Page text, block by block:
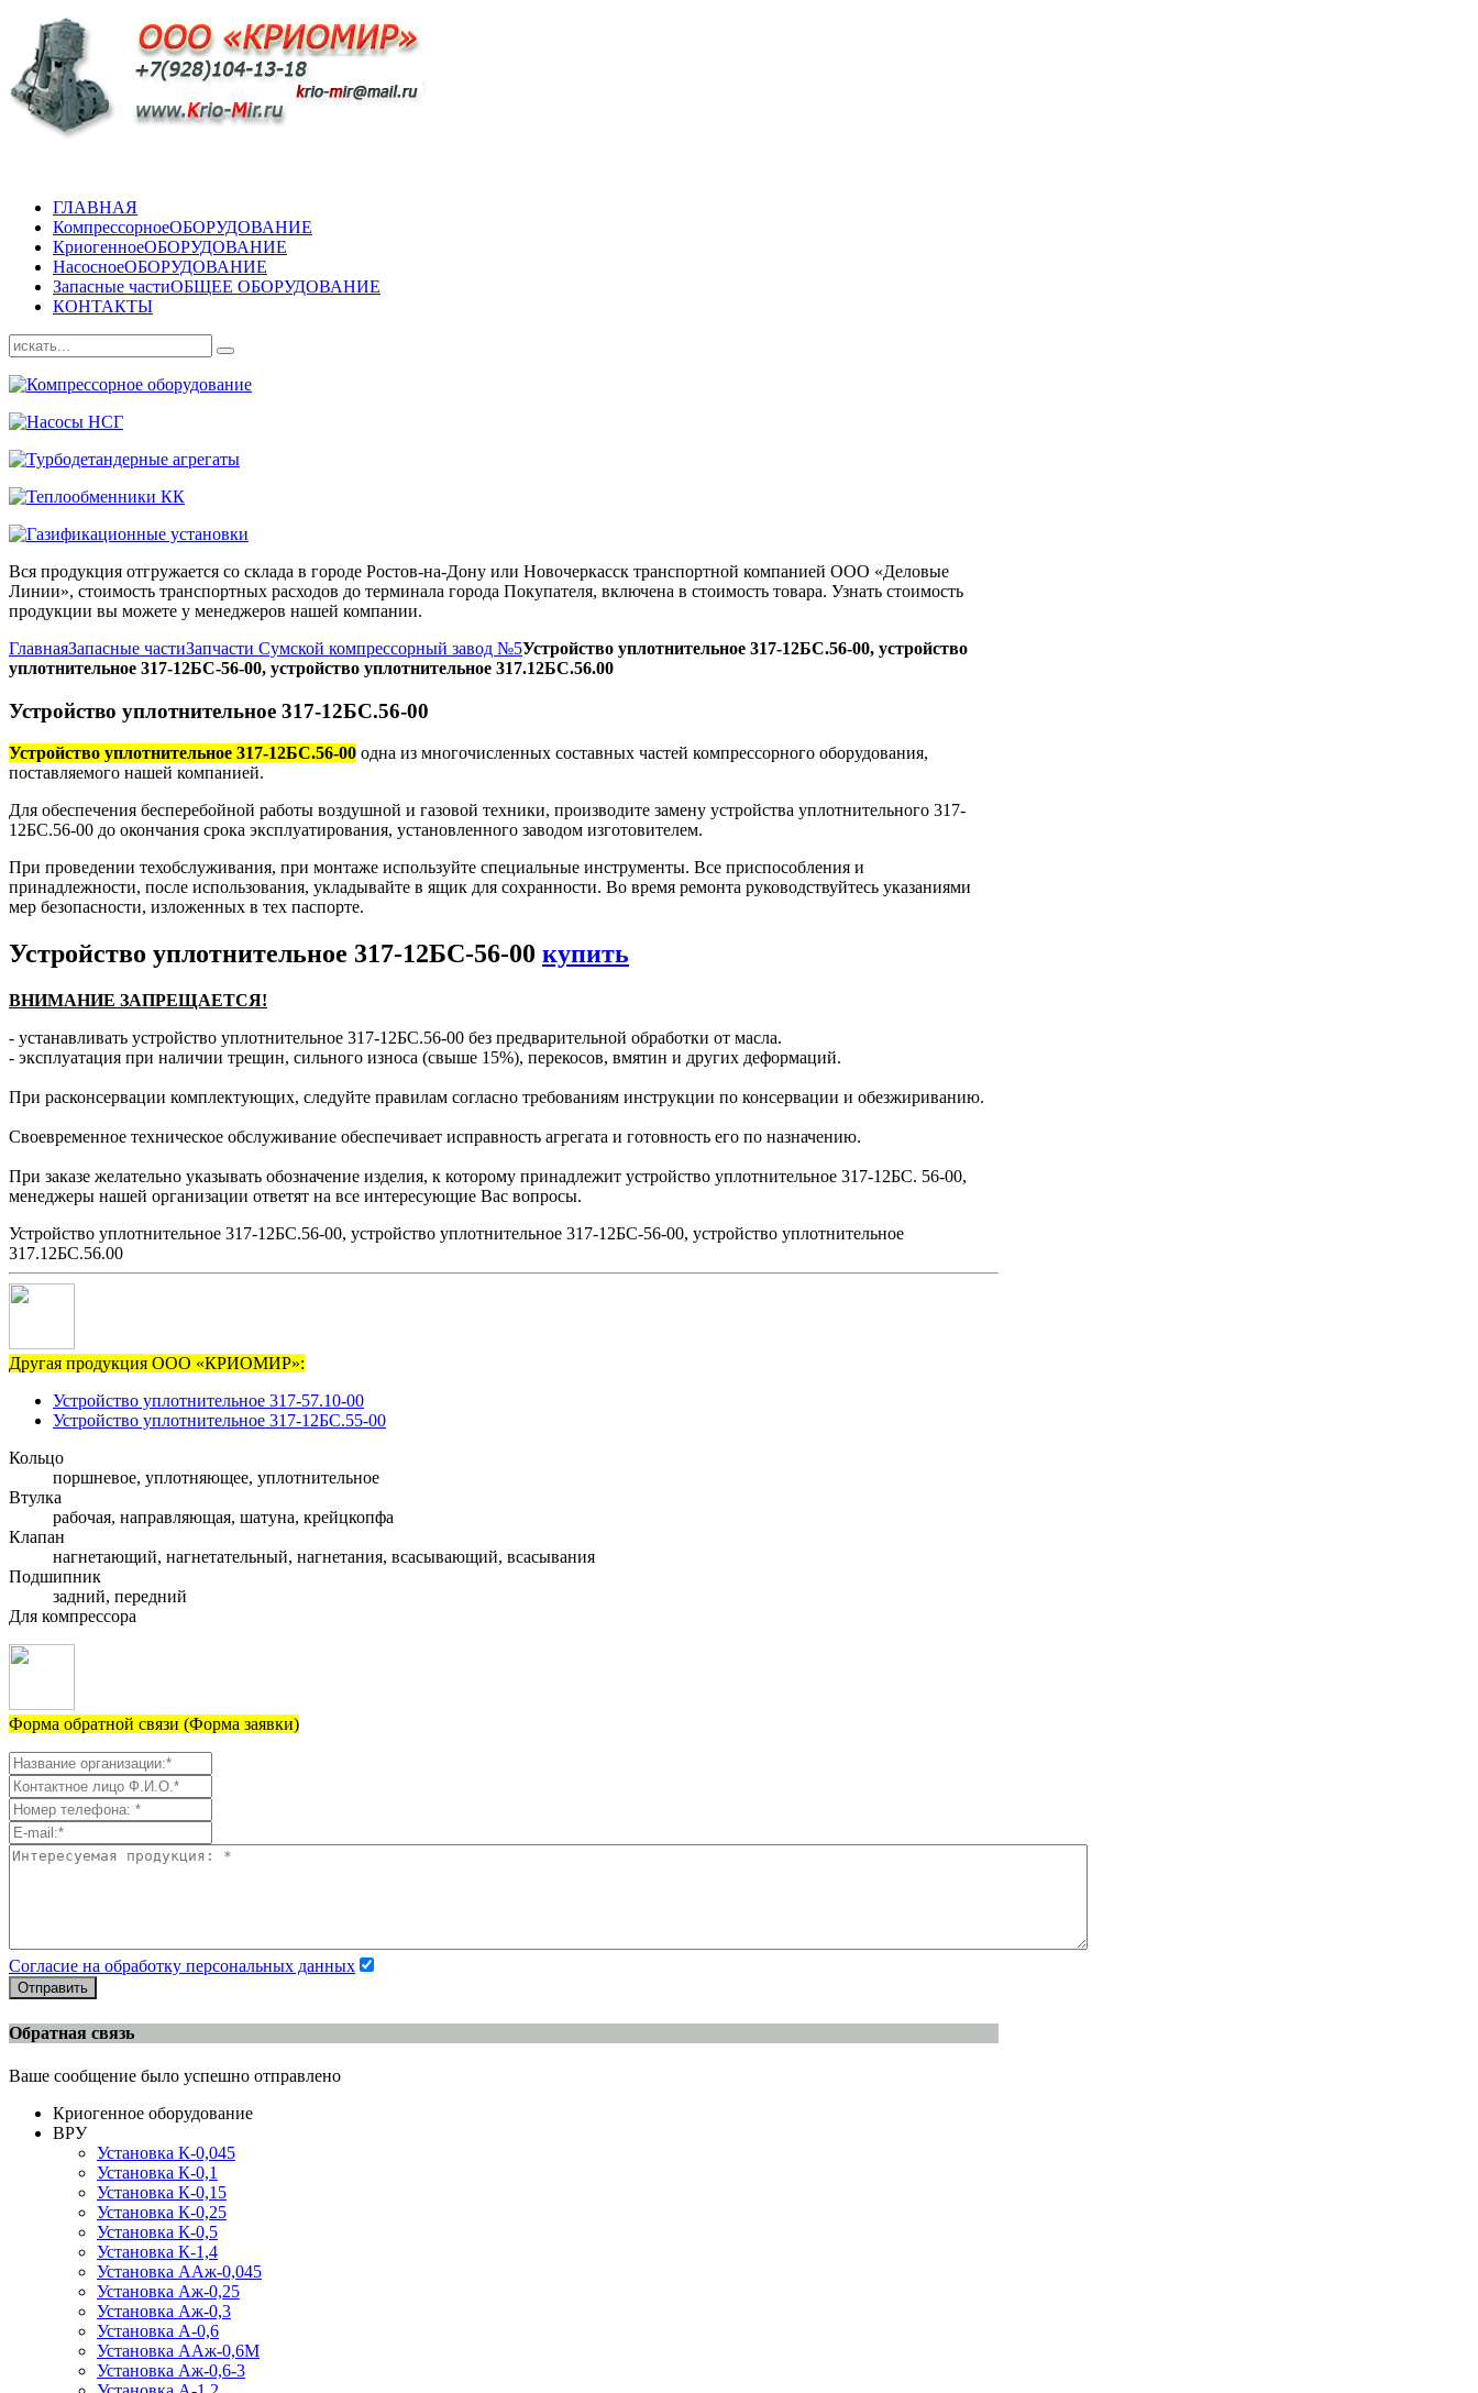
ГЛАВНАЯ
КомпрессорноеОБОРУДОВАНИЕ
КриогенноеОБОРУДОВАНИЕ
НасосноеОБОРУДОВАНИЕ
Запасные частиОБЩЕЕ ОБОРУДОВАНИЕ
КОНТАКТЫ
Вся продукция отгружается со склада в городе Ростов-на-Дону или Новочеркасск транспортной компанией ООО «Деловые
Линии», стоимость транспортных расходов до терминала города Покупателя, включена в стоимость товара. Узнать стоимость
продукции вы можете у менеджеров нашей компании.
ГлавнаяЗапасные частиЗапчасти Сумской компрессорный завод №5Устройство уплотнительное 317-12БС.56-00, устройство
уплотнительное 317-12БС-56-00, устройство уплотнительное 317.12БС.56.00
Устройство уплотнительное 317-12БС.56-00
Устройство уплотнительное 317-12БС.56-00 одна из многочисленных составных частей компрессорного оборудования,
поставляемого нашей компанией.
Для обеспечения бесперебойной работы воздушной и газовой техники, производите замену устройства уплотнительного 317-
12БС.56-00 до окончания срока эксплуатирования, установленного заводом изготовителем.
При проведении техобслуживания, при монтаже используйте специальные инструменты. Все приспособления и
принадлежности, после использования, укладывайте в ящик для сохранности. Во время ремонта руководствуйтесь указаниями
мер безопасности, изложенных в тех паспорте.
Устройство уплотнительное 317-12БС-56-00 купить
ВНИМАНИЕ ЗАПРЕЩАЕТСЯ!
- устанавливать устройство уплотнительное 317-12БС.56-00 без предварительной обработки от масла.
- эксплуатация при наличии трещин, сильного износа (свыше 15%), перекосов, вмятин и других деформаций.
При расконсервации комплектующих, следуйте правилам согласно требованиям инструкции по консервации и обезжириванию.
Своевременное техническое обслуживание обеспечивает исправность агрегата и готовность его по назначению.
При заказе желательно указывать обозначение изделия, к которому принадлежит устройство уплотнительное 317-12БС. 56-00,
менеджеры нашей организации ответят на все интересующие Вас вопросы.
Устройство уплотнительное 317-12БС.56-00, устройство уплотнительное 317-12БС-56-00, устройство уплотнительное
317.12БС.56.00
Другая продукция ООО «КРИОМИР»:
Устройство уплотнительное 317-57.10-00
Устройство уплотнительное 317-12БС.55-00
Кольцо
поршневое, уплотняющее, уплотнительное
Втулка
рабочая, направляющая, шатуна, крейцкопфа
Клапан
нагнетающий, нагнетательный, нагнетания, всасывающий, всасывания
Подшипник
задний, передний
Для компрессора
Форма обратной связи (Форма заявки)
Согласие на обработку персональных данных
Отправить
Обратная связь
Ваше сообщение было успешно отправлено
Криогенное оборудование
ВРУ
Установка К-0,045
Установка К-0,1
Установка К-0,15
Установка К-0,25
Установка К-0,5
Установка К-1,4
Установка ААж-0,045
Установка Аж-0,25
Установка Аж-0,3
Установка А-0,6
Установка ААж-0,6М
Установка Аж-0,6-3